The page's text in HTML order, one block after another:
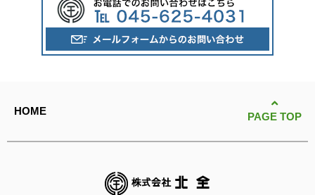
HOME PAGE TOP